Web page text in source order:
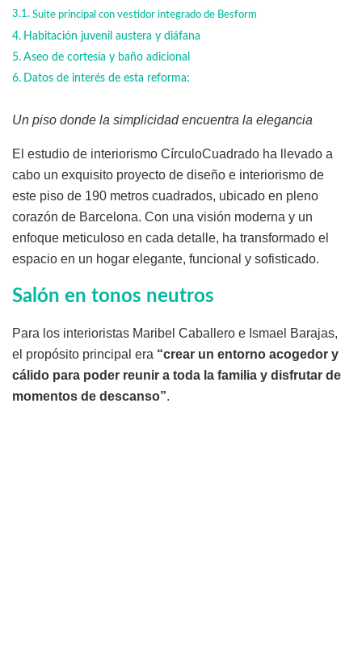
Suite principal con vestidor integrado de Besform
Habitación juvenil austera y diáfana
Aseo de cortesía y baño adicional
Datos de interés de esta reforma:
Un piso donde la simplicidad encuentra la elegancia
El estudio de interiorismo CírculoCuadrado ha llevado a
cabo un exquisito proyecto de diseño e interiorismo de
este piso de 190 metros cuadrados, ubicado en pleno
corazón de Barcelona. Con una visión moderna y un
enfoque meticuloso en cada detalle, ha transformado el
espacio en un hogar elegante, funcional y sofisticado.
Salón en tonos neutros
Para los interioristas Maribel Caballero e Ismael Barajas,
el propósito principal era “crear un entorno acogedor y
cálido para poder reunir a toda la familia y disfrutar de
momentos de descanso”.